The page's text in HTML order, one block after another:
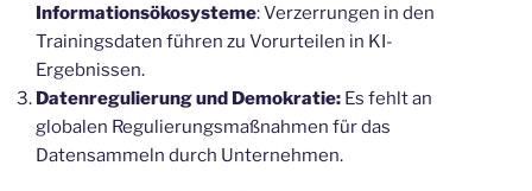
Informationsökosysteme: Verzerrungen in den
Trainingsdaten führen zu Vorurteilen in KI-
Ergebnissen.
Datenregulierung und Demokratie: Es fehlt an
globalen Regulierungsmaßnahmen für das
Datensammeln durch Unternehmen.